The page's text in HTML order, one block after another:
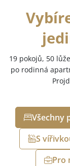
19 pokojů, 50
po rodinná
Všechny
S
Pro